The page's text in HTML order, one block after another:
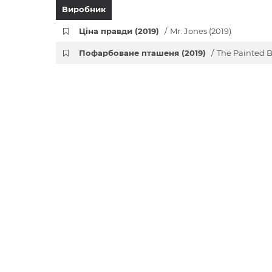
Виробник
Ціна правди (2019) Mr. Jones (2019)
Пофарбоване пташеня (2019) The Painted